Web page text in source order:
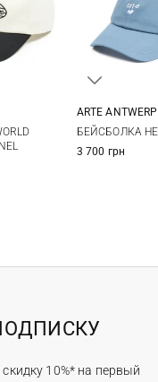
ARTE ANTWERP
БЕЙСБОЛКА
3 700 грн
10%* на первый